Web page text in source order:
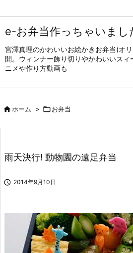
e-お弁当作っちゃいまし
宮澤真理のかわいいお絵かきお弁当(オ
開。ウィンナー飾り切りやかわいいスィ
ニメや作り方動画も
ホーム > お弁当
雨天決行! 動物園の遠足弁当
 2014年9月10日